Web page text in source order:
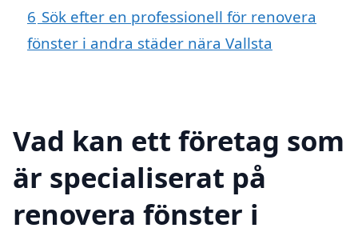
6 Sök efter en professionell för renovera
fönster i andra städer nära Vallsta
Vad kan ett företag som
är specialiserat på
renovera fönster i